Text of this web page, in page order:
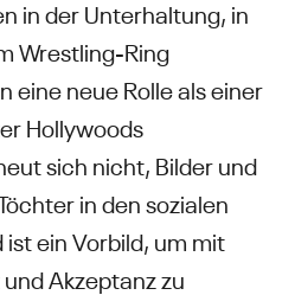
in der Unterhaltung, in
Wrestling-Ring
eine neue Rolle als einer
Hollywoods
sich nicht, Bilder und
in den sozialen
ein Vorbild, um mit
Akzeptanz zu